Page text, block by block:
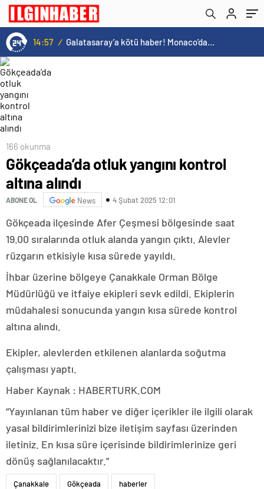
14:57 / Galatasaray’a kötü haber! Monaco’dan flaş Onyekuru kararı.
166 okunma
Gökçeada’da otluk yangını kontrol
altına alındı
ABONE OL News 4 Şubat 2025 12:01
Gökçeada ilçesinde Afer Çeşmesi bölgesinde saat
19.00 sıralarında otluk alanda yangın çıktı. Alevler
rüzgarın etkisiyle kısa sürede yayıldı.
İhbar üzerine bölgeye Çanakkale Orman Bölge
Müdürlüğü ve itfaiye ekipleri sevk edildi. Ekiplerin
müdahalesi sonucunda yangın kısa sürede kontrol
altına alındı.
Ekipler, alevlerden etkilenen alanlarda soğutma
çalışması yaptı.
Haber Kaynak : HABERTURK.COM
“Yayınlanan tüm haber ve diğer içerikler ile ilgili olarak
yasal bildirimlerinizi bize iletişim sayfası üzerinden
iletiniz. En kısa süre içerisinde bildirimlerinize geri
dönüş sağlanılacaktır.”
Çanakkale Gökçeada haberler